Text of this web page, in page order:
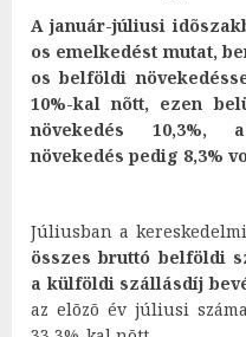
A január-júliusi
os emelkedést mutat,
os belföldi
10%-kal nõtt, ezen
növekedés 10,3%,
növekedés pedig 8,3%
Júliusban a
összes bruttó belföldi
a külföldi szállásdíj
az elõzõ év júliusi